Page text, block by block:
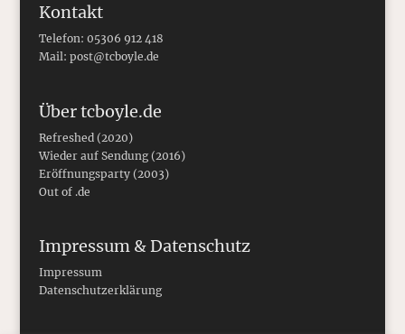
Kontakt
Telefon: 05306 912 418
Mail: post@tcboyle.de
Über tcboyle.de
Refreshed (2020)
Wieder auf Sendung (2016)
Eröffnungsparty (2003)
Out of .de
Impressum & Datenschutz
Impressum
Datenschutzerklärung